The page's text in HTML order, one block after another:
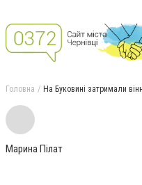
Головна На Буковині затримали
Марина Пілат